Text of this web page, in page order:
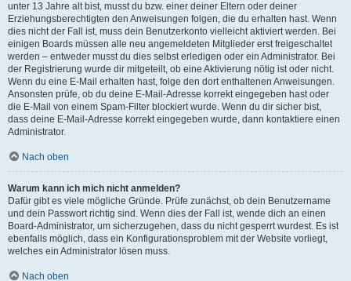
unter 13 Jahre alt bist, musst du bzw. einer deiner Eltern oder deiner
Erziehungsberechtigten den Anweisungen folgen, die du erhalten hast. Wenn
dies nicht der Fall ist, muss dein Benutzerkonto vielleicht aktiviert werden. Bei
einigen Boards müssen alle neu angemeldeten Mitglieder erst freigeschaltet
werden – entweder musst du dies selbst erledigen oder ein Administrator. Bei
der Registrierung wurde dir mitgeteilt, ob eine Aktivierung nötig ist oder nicht.
Wenn du eine E-Mail erhalten hast, folge den dort enthaltenen Anweisungen.
Ansonsten prüfe, ob du deine E-Mail-Adresse korrekt eingegeben hast oder
die E-Mail von einem Spam-Filter blockiert wurde. Wenn du dir sicher bist,
dass deine E-Mail-Adresse korrekt eingegeben wurde, dann kontaktiere einen
Administrator.
Nach oben
Warum kann ich mich nicht anmelden?
Dafür gibt es viele mögliche Gründe. Prüfe zunächst, ob dein Benutzername
und dein Passwort richtig sind. Wenn dies der Fall ist, wende dich an einen
Board-Administrator, um sicherzugehen, dass du nicht gesperrt wurdest. Es ist
ebenfalls möglich, dass ein Konfigurationsproblem mit der Website vorliegt,
welches ein Administrator lösen muss.
Nach oben